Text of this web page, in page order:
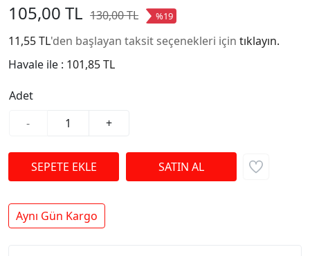
105,00 TL 130,00 TL %19
11,55 TL'den başlayan taksit seçenekleri için tıklayın.
Havale ile : 101,85 TL
Adet
-
+
Aynı Gün Kargo